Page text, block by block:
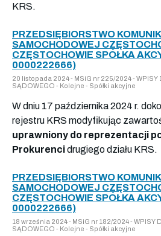
KRS.
PRZEDSIĘBIORSTWO
SAMOCHODOWEJ
CZĘSTOCHOWIE SPÓŁKA
0000222666)
20 listopada 2024 - MSiG nr 225/2024 - WPISY
SĄDOWEGO - Kolejne - Spółki akcyjne
W dniu 17 października 2024 r.
rejestru KRS modyfikując
uprawniony do reprezentacji
Prokurencidrugiego działu KRS.
PRZEDSIĘBIORSTWO
SAMOCHODOWEJ
CZĘSTOCHOWIE SPÓŁKA
0000222666)
18 września 2024 - MSiG nr 182/2024 - WPISY
SĄDOWEGO - Kolejne - Spółki akcyjne